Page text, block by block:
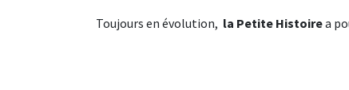
Toujours en évolution, la Petite Histoirea